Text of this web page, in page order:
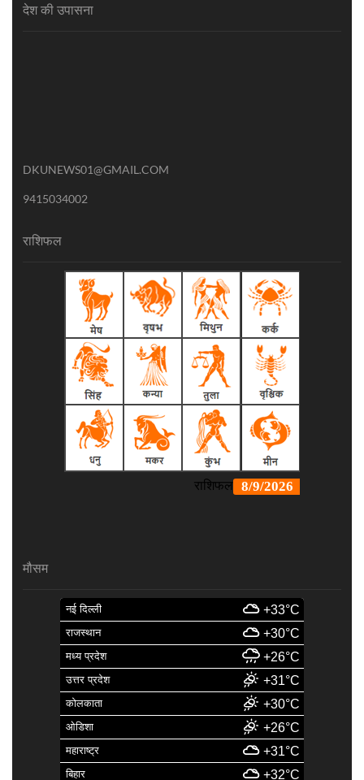
देश की उपासना
DKUNEWS01@GMAIL.COM
9415034002
राशिफल
मौसम
नई दिल्ली +33°C
राजस्थान +30°C
मध्य प्रदेश +26°C
उत्तर प्रदेश +31°C
कोलकाता +30°C
ओडिशा +26°C
महाराष्ट्र +31°C
बिहार +32°C